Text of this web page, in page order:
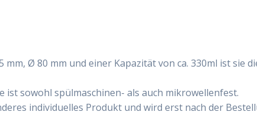
mm, Ø 80 mm und einer Kapazität von ca. 330ml ist sie
ist sowohl spülmaschinen- als auch mikrowellenfest.
individuelles Produkt und wird erst nach der